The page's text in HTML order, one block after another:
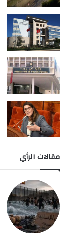
مقالات الرأي